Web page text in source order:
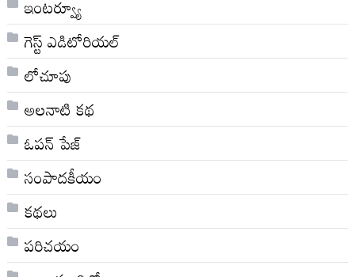
ఇంటర్వ్యూ
గెస్ట్ ఎడిటోరియల్
లోచూపు
అల‌నాటి క‌థ‌
ఓపన్ పేజ్
సంపాదకీయం
కథలు
పరిచయం